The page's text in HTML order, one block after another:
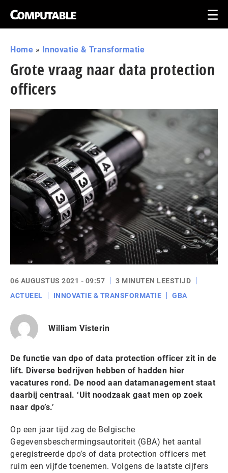
Home » Innovatie & Transformatie
Grote vraag naar data protection
officers
06 AUGUSTUS 2021 - 09:57
3 MINUTEN LEESTIJD
ACTUEEL
INNOVATIE & TRANSFORMATIE GBA
William Visterin
De functie van dpo of data protection officer zit in de
lift. Diverse bedrijven hebben of hadden hier
vacatures rond. De nood aan datamanagement staat
daarbij centraal. ‘Uit noodzaak gaat men op zoek
naar dpo’s.’
Op een jaar tijd zag de Belgische
Gegevensbeschermingsautoriteit (GBA) het aantal
geregistreerde dpo’s of data protection officers met
ruim een vijfde toenemen. Volgens de laatste cijfers